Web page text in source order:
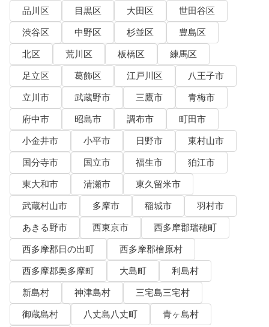
品川区
目黒区 大田区
世田谷区
渋谷区
中野区 杉並区
豊島区
北区
荒川区 板橋区
練馬区
足立区
葛飾区 江戸川区
八王子市
立川市
武蔵野市 三鷹市
青梅市
府中市
昭島市 調布市
町田市
小金井市
小平市 日野市
東村山市
国分寺市
国立市 福生市
狛江市
東大和市
清瀬市
東久留米市
武蔵村山市
多摩市 稲城市
羽村市
あきる野市
西東京市
西多摩郡瑞穂町
西多摩郡日の出町
西多摩郡檜原村
西多摩郡奥多摩町
大島町
利島村
新島村
神津島村
三宅島三宅村
御蔵島村
八丈島八丈町
青ヶ島村